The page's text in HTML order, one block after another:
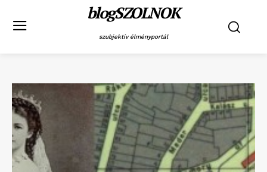
blogSZOLNOK
szubjektív élményportál